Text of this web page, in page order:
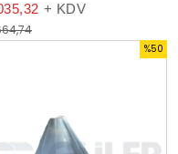
+ KDV
%50